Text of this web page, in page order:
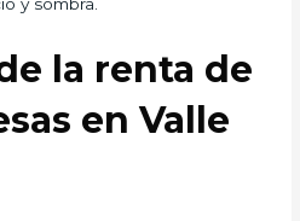
la renta de
en Valle